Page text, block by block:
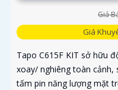
Giá
Giá
Tapo C615F KIT sở hữu
xoay/ nghiêng toàn cảnh,
tấm pin năng lượng mặt